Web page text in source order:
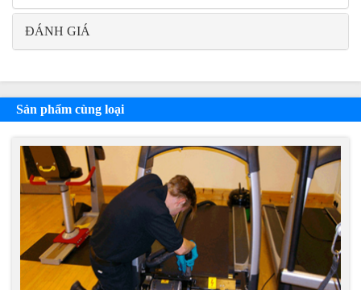
ĐÁNH GIÁ
Sản phẩm cùng loại